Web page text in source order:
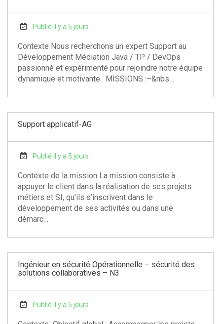
Publié il y a 5 jours
Contexte Nous recherchons un expert Support au
Développement Médiation Java / TP / DevOps
passionné et expérimenté pour rejoindre notre équipe
dynamique et motivante. MISSIONS :–&nbs…
Support applicatif-AG
Publié il y a 5 jours
Contexte de la mission La mission consiste à
appuyer le client dans la réalisation de ses projets
métiers et SI, qu’ils s’inscrivent dans le
développement de ses activités ou dans une
démarc…
Ingénieur en sécurité Opérationnelle – sécurité des
solutions collaboratives – N3
Publié il y a 5 jours